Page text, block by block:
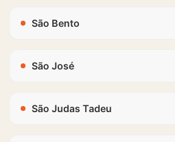
São Bento
São José
São Judas Tadeu